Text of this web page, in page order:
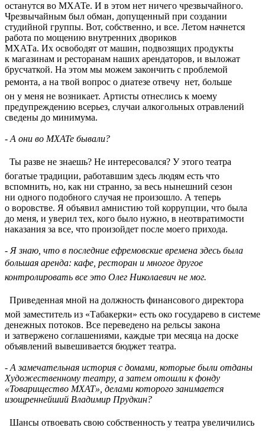
останутся во МХАТе. И в этом нет ничего чрезвычайного.
Чрезвычайным был обман, допущенный при создании
студийной группы. Вот, собственно, и все. Летом начнется
работа по мощению внутренних двориков
МХАТа. Их освободят от машин, подвозящих продукты
к магазинам и ресторанам наших арендаторов, и выложат
брусчаткой. На этом мы можем закончить с проблемой
ремонта, а на твой вопрос о диатезе отвечу  нет, больше
он у меня не возникает. Артисты отнеслись к моему
предупреждению всерьез, случаи алкогольных отравлений
сведены до минимума.
- А они во МХАТе бывали?
 Ты разве не знаешь? Не интересовался? У этого театра
богатые традиции, работавшим здесь людям есть что
вспомнить, но, как ни странно, за весь нынешний сезон
ни одного подобного случая не произошло. А теперь
о воровстве. Я объявил амнистию той коррупции, что была
до меня, и уверил тех, кого было нужно, в неотвратимости
наказания за все, что произойдет после моего прихода.
- Я знаю, что в последние ефремовские времена здесь была
большая аренда: кафе, ресторан и многое другое 
контролировать все это Олег Николаевич не мог.
 Приведенная мной на должность финансового директора
мой заместитель из «Табакерки» есть око государево в системе
денежных потоков. Все переведено на рельсы закона
и затвержено соглашениями, каждые три месяца на доске
объявлений вывешивается бюджет театра.
- А замечательная история с домами, которые были отданы
Художественному театру, а затем отошли к фонду
«Товарищество МХАТ», делами которого занимается
изощреннейший Владимир Прудкин?
 Шансы отвоевать свою собственность у театра увеличились